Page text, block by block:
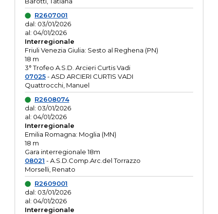
R2607001
dal: 03/01/2026
al: 04/01/2026
Interregionale
Friuli Venezia Giulia: Sesto al Reghena (PN)
18 m
3° Trofeo A.S.D. Arcieri Curtis Vadi
07025- ASD ARCIERI CURTIS VADI
Quattrocchi, Manuel
R2608074
dal: 03/01/2026
al: 04/01/2026
Interregionale
Emilia Romagna: Moglia (MN)
18 m
Gara interregionale 18m
08021 - A.S.D.Comp.Arc.del Torrazzo
Morselli, Renato
R2609001
dal: 03/01/2026
al: 04/01/2026
Interregionale